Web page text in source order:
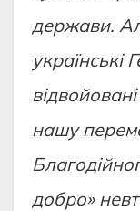
держави.
українські
нашу
добро»